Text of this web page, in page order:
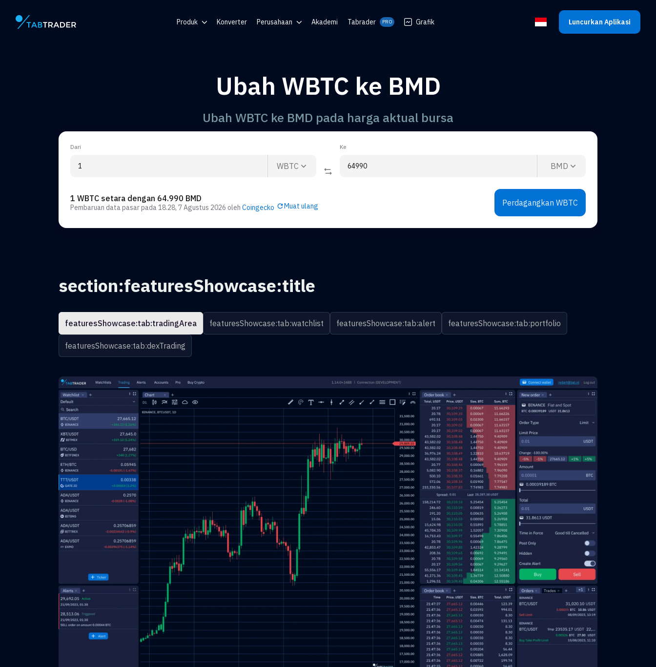
Halaman utama Produk Konverter Perusahaan Akademi Tabrader PRO Grafik Pilih bahasaLuncurkan Aplikasi
Ubah WBTC ke BMD
Ubah WBTC ke BMD pada harga aktual bursa
Dari
WBTC
Ke
BMD
1 WBTC setara dengan 64.990 BMD
Pembaruan data pasar pada18.28, 7 Agustus 2026 oleh Coingecko Muat ulang Perdagangkan WBTC
section:featuresShowcase:title
featuresShowcase:tab:tradingArea featuresShowcase:tab:watchlist featuresShowcase:tab:alert featuresShowcase:tab:portfolio
featuresShowcase:tab:dexTrading